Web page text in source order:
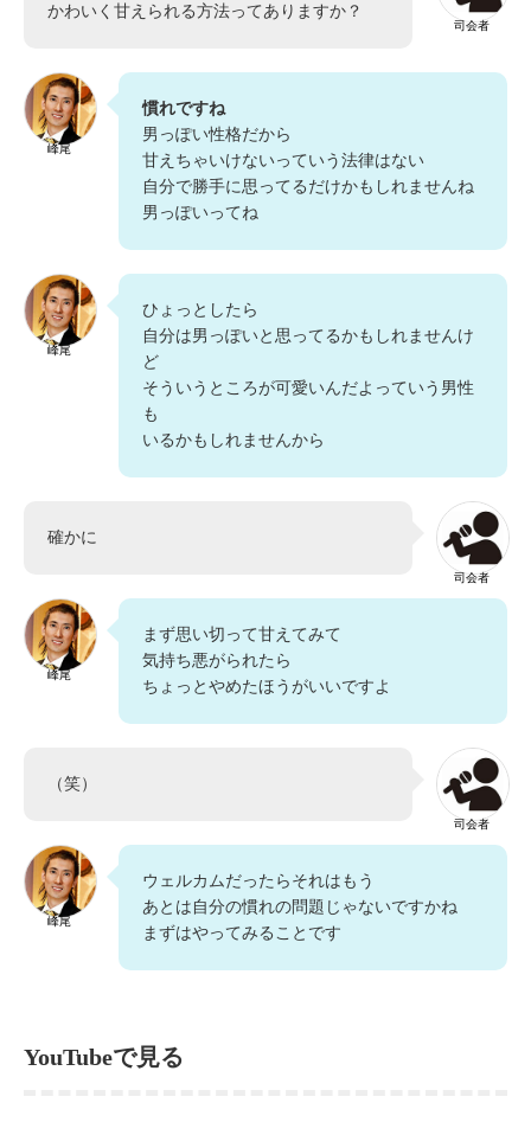
司会者
かわいく甘えられる方法ってありますか？
峰尾
慣れですね
男っぽい性格だから
甘えちゃいけないっていう法律はない
自分で勝手に思ってるだけかもしれませんね
男っぽいってね
峰尾
ひょっとしたら
自分は男っぽいと思ってるかもしれませんけ
ど
そういうところが可愛いんだよっていう男性
も
いるかもしれませんから
司会者
確かに
峰尾
まず思い切って甘えてみて
気持ち悪がられたら
ちょっとやめたほうがいいですよ
司会者
（笑）
峰尾
ウェルカムだったらそれはもう
あとは自分の慣れの問題じゃないですかね
まずはやってみることです
YouTubeで見る